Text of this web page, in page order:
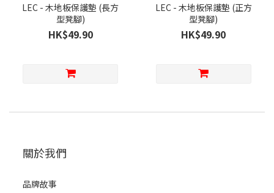
LEC - 木地板保護墊 (長方
型凳腳)
HK$49.90
LEC - 木地板保護墊 (正方
型凳腳)
HK$49.90
關於我們
品牌故事